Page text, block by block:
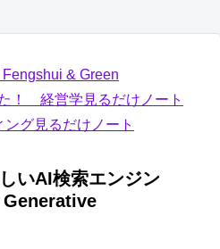
& Green
！ 経営学見るだけノート
グ見るだけノート
いAI検索エンジン
Generative